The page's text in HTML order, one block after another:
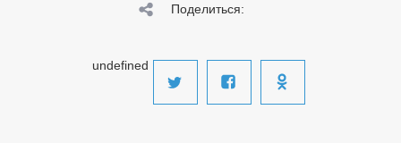
Поделиться:
undefined